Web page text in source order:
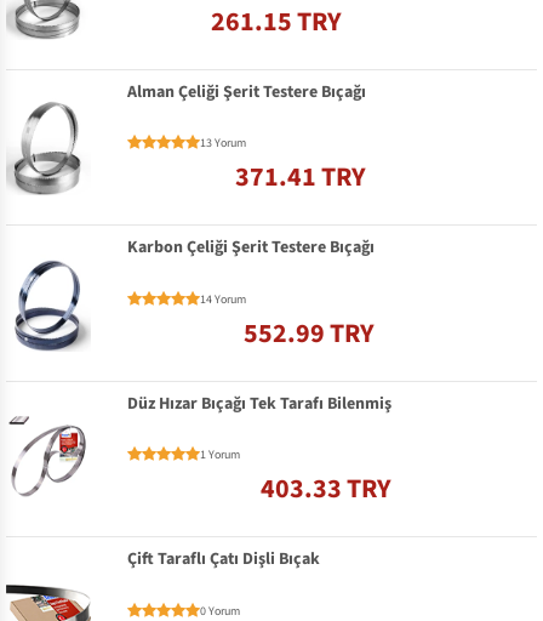
261.15 TRY
Alman Çeliği Şerit Testere Bıçağı
13 Yorum
371.41 TRY
Karbon Çeliği Şerit Testere Bıçağı
14 Yorum
552.99 TRY
Düz Hızar Bıçağı Tek Tarafı Bilenmiş
1 Yorum
403.33 TRY
Çift Taraflı Çatı Dişli Bıçak
0 Yorum